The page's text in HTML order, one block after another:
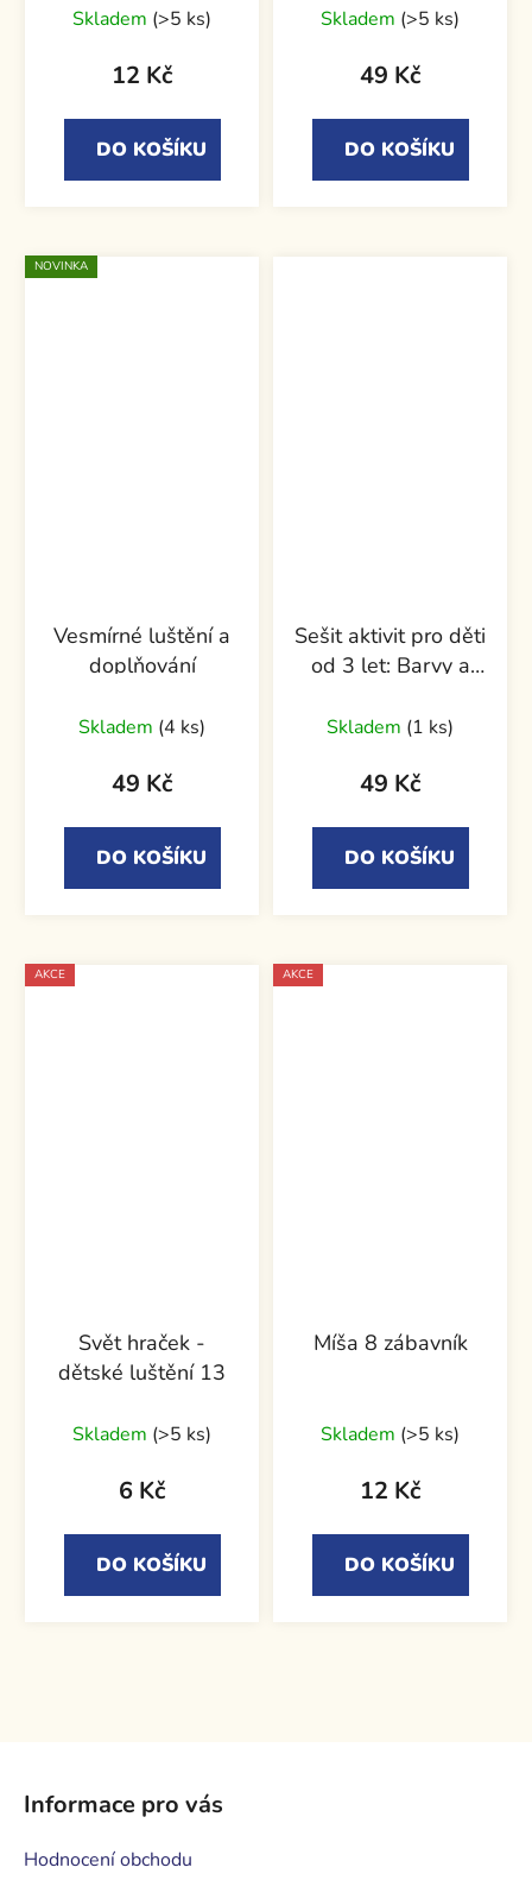
Skladem (>5 ks)
12 Kč
DO KOŠÍKU
Skladem (>5 ks)
49 Kč
DO KOŠÍKU
NOVINKA
Vesmírné luštění a
doplňování
Skladem (4 ks)
49 Kč
DO KOŠÍKU
Sešit aktivit pro děti
od 3 let: Barvy a
Skladem (1 ks)
49 Kč
DO KOŠÍKU
AKCE
Svět hraček -
dětské luštění 13
Skladem (>5 ks)
6 Kč
DO KOŠÍKU
AKCE
Míša 8 zábavník
Skladem (>5 ks)
12 Kč
DO KOŠÍKU
Informace pro vás
Hodnocení obchodu